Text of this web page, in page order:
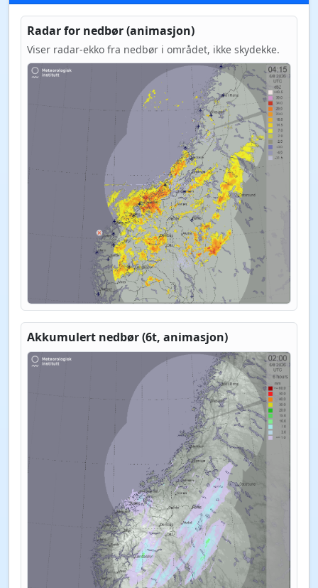
Radar for nedbør (animasjon)
Viser radar-ekko fra nedbør i området, ikke skydekke.
Akkumulert nedbør (6t, animasjon)